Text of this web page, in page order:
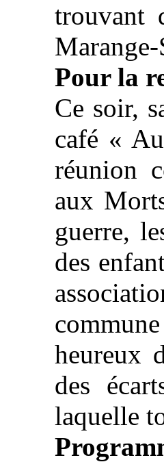
trouvant
Pour la
Ce soir,
café «
réunion
aux
guerre,
des
heureux
des
laquelle